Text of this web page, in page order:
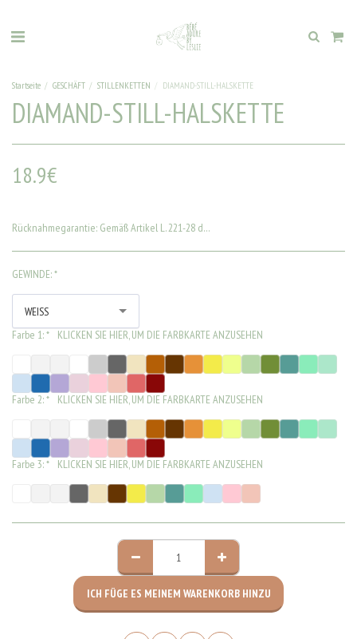
Startseite GESCHÄFT STILLENKETTEN DIAMAND-STILL-HALSKETTE
DIAMAND-STILL-HALSKETTE
18.9€
Rücknahmegarantie: Gemäß Artikel L. 221-28 des Verbrauchergesetzbuchs ist das Widerrufsrecht für die „Lieferung von Waren, die nach den Spezifikationen des Verbrauchers angefertigt oder eindeutig personalisiert wurden“ ausgeschlossen.
GEWINDE:*
WEISS
Farbe 1:* KLICKEN SIE HIER, UM DIE FARBKARTE ANZUSEHEN
Farbe 2:* KLICKEN SIE HIER, UM DIE FARBKARTE ANZUSEHEN
Farbe 3:* KLICKEN SIE HIER, UM DIE FARBKARTE ANZUSEHEN
ICH FÜGE ES MEINEM WARENKORB HINZU